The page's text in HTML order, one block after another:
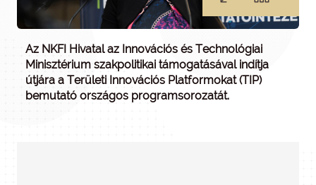
Az NKFI Hivatal az Innovációs és Technológiai
Minisztérium szakpolitikai támogatásával indítja
útjára a Területi Innovációs Platformokat (TIP)
bemutató országos programsorozatát.